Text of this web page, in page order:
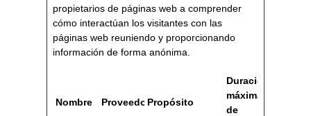
propietarios de páginas web a comprender
cómo interactúan los visitantes con las
páginas web reuniendo y proporcionando
información de forma anónima.
Nombre ProveedorPropósito
Duración
máxima
de